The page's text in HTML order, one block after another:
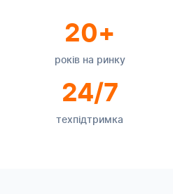
20+
років на ринку
24/7
техпідтримка